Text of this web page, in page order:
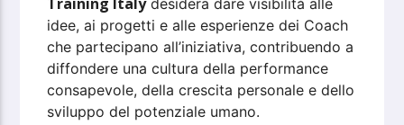
idee, ai progetti e alle esperienze dei Coach
che partecipano all’iniziativa, contribuendo a
diffondere una cultura della performance
consapevole, della crescita personale e dello
sviluppo del potenziale umano.